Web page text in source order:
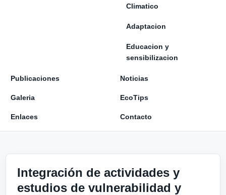
Climatico
Adaptacion
Educacion y
sensibilizacion
Publicaciones Noticias
Galeria EcoTips
Enlaces Contacto
Integración de actividades y
estudios de vulnerabilidad y